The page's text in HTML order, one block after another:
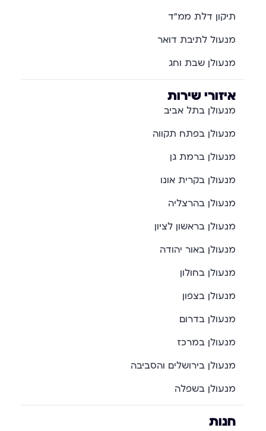
תיקון דלת ממ"ד
מנעול לתיבת דואר
מנעולן שבת וחג
איזורי שירות
מנעולן בתל אביב
מנעולן בפתח תקווה
מנעולן ברמת גן
מנעולן בקרית אונו
מנעולן בהרצליה
מנעולן בראשון לציון
מנעולן באור יהודה
מנעולן בחולון
מנעולן בצפון
מנעולן בדרום
מנעולן במרכז
מנעולן בירושלים והסביבה
מנעולן בשפלה
חנות